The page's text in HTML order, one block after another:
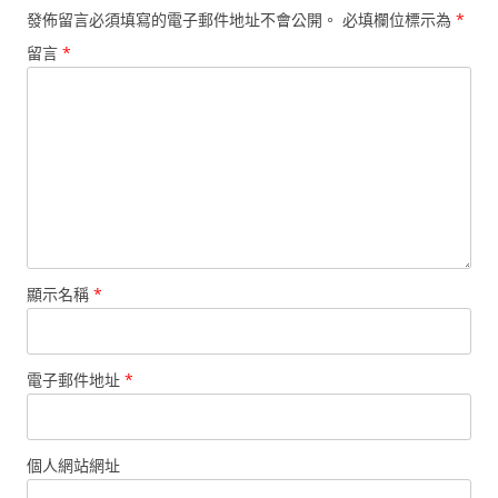
發佈留言必須填寫的電子郵件地址不會公開。 必填欄位標示為 *
留言 *
顯示名稱 *
電子郵件地址 *
個人網站網址